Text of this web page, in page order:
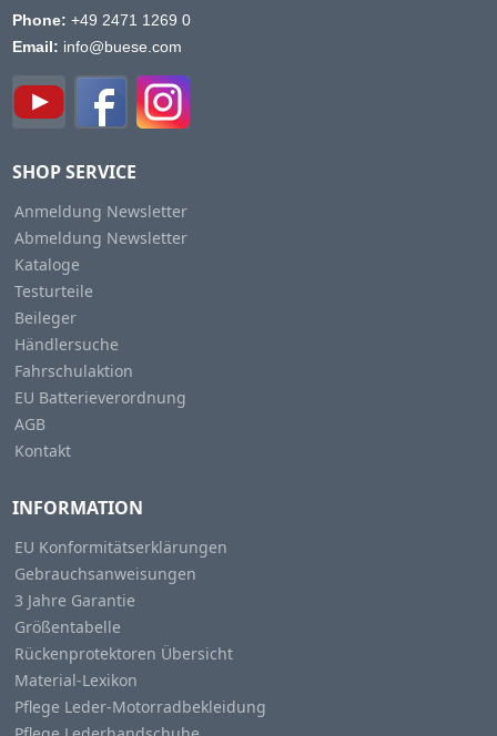
Phone: +49 2471 1269 0
Email: info@buese.com
SHOP SERVICE
Anmeldung Newsletter
Abmeldung Newsletter
Kataloge
Testurteile
Beileger
Händlersuche
Fahrschulaktion
EU Batterieverordnung
AGB
Kontakt
INFORMATION
EU Konformitätserklärungen
Gebrauchsanweisungen
3 Jahre Garantie
Größentabelle
Rückenprotektoren Übersicht
Material-Lexikon
Pflege Leder-Motorradbekleidung